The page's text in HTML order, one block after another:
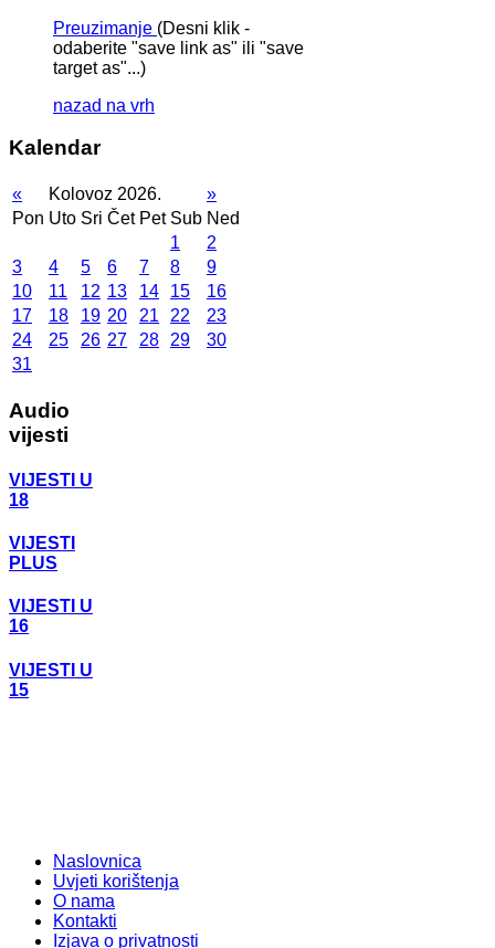
Preuzimanje (Desni klik -
odaberite "save link as" ili "save
target as"...)
nazad na vrh
Kalendar
« Kolovoz 2026.
»
Pon Uto Sri Čet Pet Sub Ned
1
2
3
4 5 6 7 8
9
10
11 12 13 14 15
16
17
18 19 20 21 22
23
24
25 26 27 28 29
30
31
Audio
vijesti
VIJESTI U
18
VIJESTI
PLUS
VIJESTI U
16
VIJESTI U
15
Naslovnica
Uvjeti korištenja
O nama
Kontakti
Izjava o privatnosti